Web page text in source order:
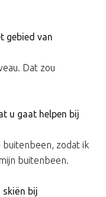
gebied van
Dat zou
u gaat helpen bij
buitenbeen, zodat ik
buitenbeen.
skiën bij